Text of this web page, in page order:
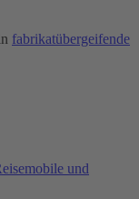
fabrikatübergeifende
und